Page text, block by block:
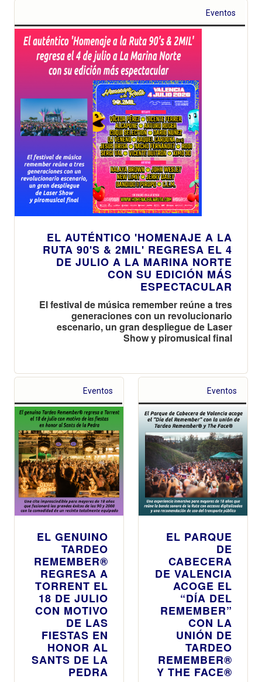
Eventos
EL AUTÉNTICO 'HOMENAJE A LA
RUTA 90'S & 2MIL' REGRESA EL 4
DE JULIO A LA MARINA NORTE
CON SU EDICIÓN MÁS
ESPECTACULAR
El festival de música remember reúne a tres
generaciones con un revolucionario
escenario, un gran despliegue de Laser
Show y piromusical final
Eventos
EL GENUINO
TARDEO
REMEMBER®
REGRESA A
TORRENT EL
18 DE JULIO
CON MOTIVO
DE LAS
FIESTAS EN
HONOR AL
SANTS DE LA
PEDRA
Eventos
EL PARQUE
DE
CABECERA
DE VALENCIA
ACOGE EL
“DÍA DEL
REMEMBER”
CON LA
UNIÓN DE
TARDEO
REMEMBER®
Y THE FACE®